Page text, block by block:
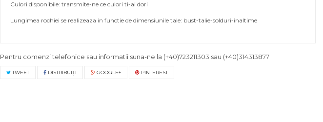
Culori disponibile: transmite-ne ce culori ti-ai dori
Lungimea rochiei se realizeaza in functie de dimensiunile tale: bust-talie-solduri-inaltime
Pentru comenzi telefonice sau informatii suna-ne la (+40)723211303 sau (+40)314313877
TWEET DISTRIBUIŢI GOOGLE+ PINTEREST